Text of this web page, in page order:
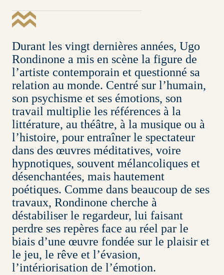
Durant les vingt dernières années, Ugo
Rondinone a mis en scène la figure de
l’artiste contemporain et questionné sa
relation au monde. Centré sur l’humain,
son psychisme et ses émotions, son
travail multiplie les références à la
littérature, au théâtre, à la musique ou à
l’histoire, pour entraîner le spectateur
dans des œuvres méditatives, voire
hypnotiques, souvent mélancoliques et
désenchantées, mais hautement
poétiques. Comme dans beaucoup de ses
travaux, Rondinone cherche à
déstabiliser le regardeur, lui faisant
perdre ses repères face au réel par le
biais d’une œuvre fondée sur le plaisir et
le jeu, le rêve et l’évasion,
l’intériorisation de l’émotion.